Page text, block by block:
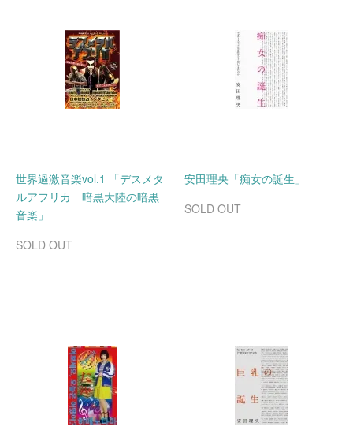
世界過激音楽vol.1 「デスメタ
ルアフリカ 暗黒大陸の暗黒
音楽」
SOLD OUT
安田理央「痴女の誕生」
SOLD OUT